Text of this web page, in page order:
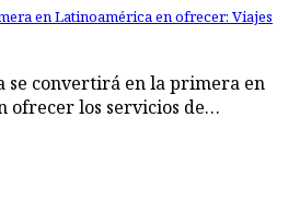
en Latinoamérica en ofrecer: Viajes
se convertirá en la primera en
ofrecer los servicios de…